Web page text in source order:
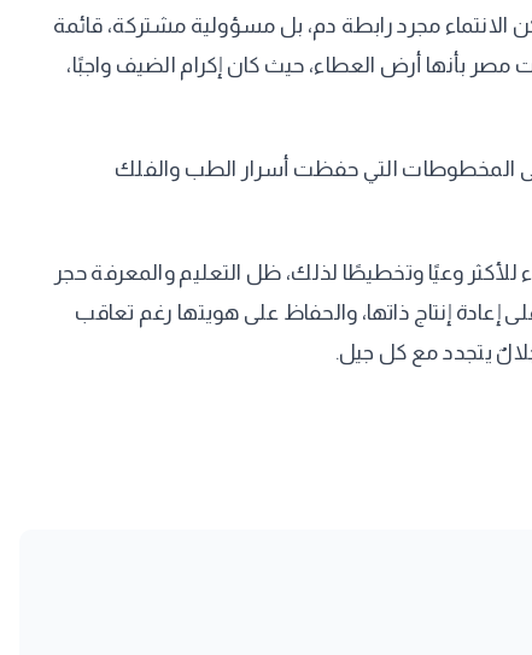
الانتماء مجرد رابطة دم، بل مسؤولية مشتركة، قائمة
بأنها أرض العطاء، حيث كان إكرام الضيف واجبًا،
إلى المخطوطات التي حفظت أسرار الطب والفلك
وعيًا وتخطيطًا لذلك، ظل التعليم والمعرفة حجر
إعادة إنتاج ذاتها، والحفاظ على هويتها رغم تعاقب
يتجدد مع كل جيل.